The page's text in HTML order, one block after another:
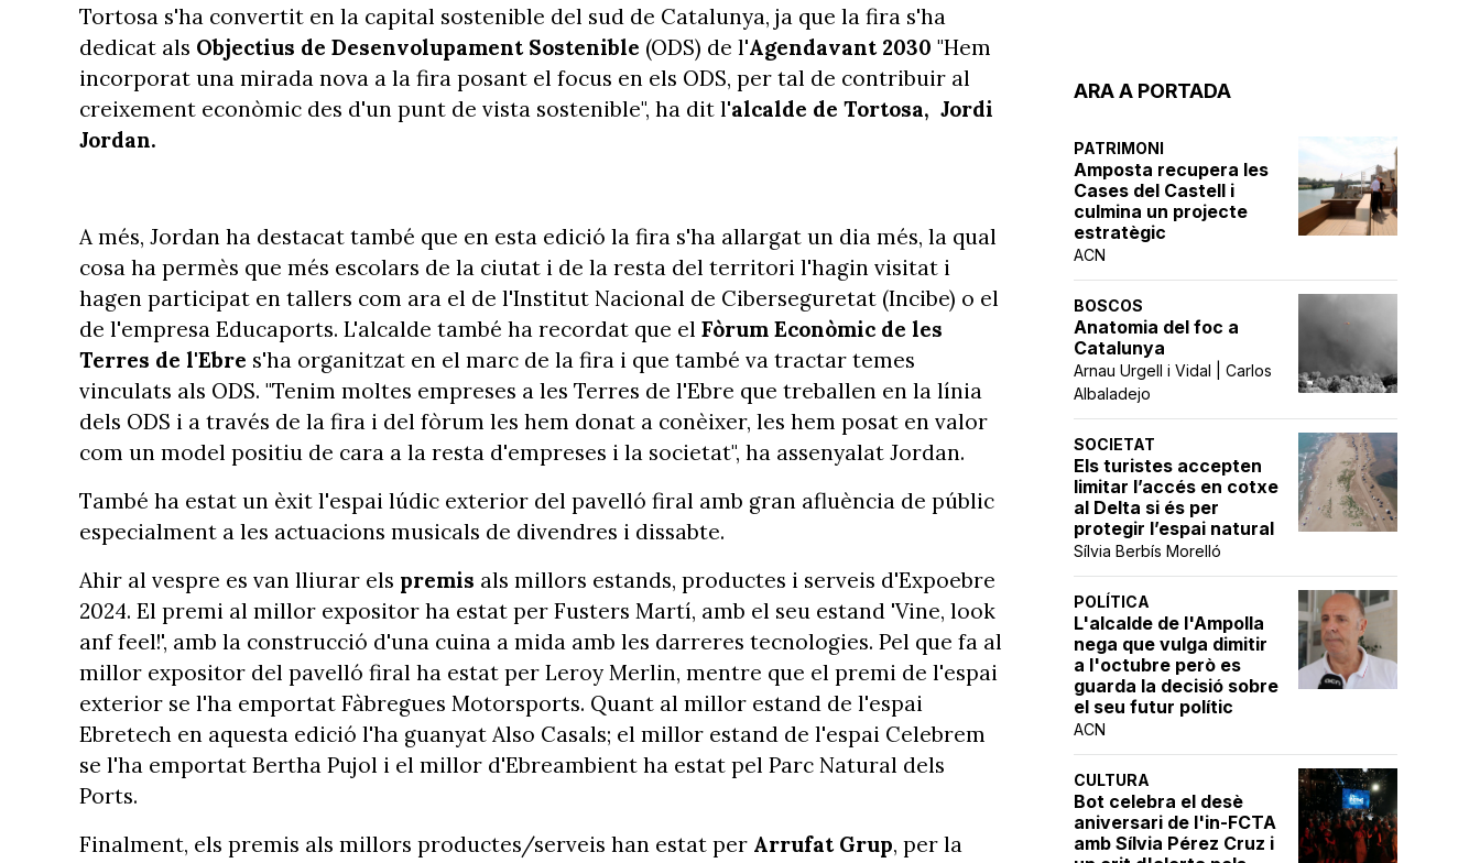
ARA A PORTADA
PATRIMONI
Amposta recupera les
Cases del Castell i
culmina un projecte
estratègic
ACN
BOSCOS
Anatomia del foc a
Catalunya
Arnau Urgell i Vidal | Carlos
Albaladejo
SOCIETAT
Els turistes accepten
limitar l’accés en cotxe
al Delta si és per
protegir l’espai natural
Sílvia Berbís Morelló
POLÍTICA
L'alcalde de l'Ampolla
nega que vulga dimitir
a l'octubre però es
guarda la decisió sobre
el seu futur polític
ACN
CULTURA
Bot celebra el desè
aniversari de l'in-FCTA
amb Sílvia Pérez Cruz i
Tortosa s'ha convertit en la capital sostenible del sud de Catalunya, ja que la fira s'ha
dedicat als Objectius de Desenvolupament Sostenible (ODS) de l'Agendavant 2030 "Hem
incorporat una mirada nova a la fira posant el focus en els ODS, per tal de contribuir al
creixement econòmic des d'un punt de vista sostenible", ha dit l'alcalde de Tortosa, Jordi
Jordan.
A més, Jordan ha destacat també que en esta edició la fira s'ha allargat un dia més, la qual
cosa ha permès que més escolars de la ciutat i de la resta del territori l'hagin visitat i
hagen participat en tallers com ara el de l'Institut Nacional de Ciberseguretat (Incibe) o el
de l'empresa Educaports. L'alcalde també ha recordat que el Fòrum Econòmic de les
Terres de l'Ebre s'ha organitzat en el marc de la fira i que també va tractar temes
vinculats als ODS. "Tenim moltes empreses a les Terres de l'Ebre que treballen en la línia
dels ODS i a través de la fira i del fòrum les hem donat a conèixer, les hem posat en valor
com un model positiu de cara a la resta d'empreses i la societat", ha assenyalat Jordan.
També ha estat un èxit l'espai lúdic exterior del pavelló firal amb gran afluència de públic
especialment a les actuacions musicals de divendres i dissabte.
Ahir al vespre es van lliurar els premis als millors estands, productes i serveis d'Expoebre
2024. El premi al millor expositor ha estat per Fusters Martí, amb el seu estand 'Vine, look
anf feel!', amb la construcció d'una cuina a mida amb les darreres tecnologies. Pel que fa al
millor expositor del pavelló firal ha estat per Leroy Merlin, mentre que el premi de l'espai
exterior se l'ha emportat Fàbregues Motorsports. Quant al millor estand de l'espai
Ebretech en aquesta edició l'ha guanyat Also Casals; el millor estand de l'espai Celebrem
se l'ha emportat Bertha Pujol i el millor d'Ebreambient ha estat pel Parc Natural dels
Ports.
Finalment, els premis als millors productes/serveis han estat per Arrufat Grup, per la